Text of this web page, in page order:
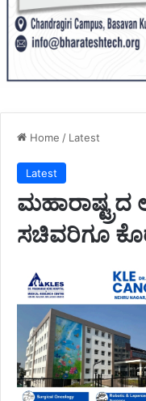
Home / Latest
Latest
ಸಚಿವರಿಗೂ